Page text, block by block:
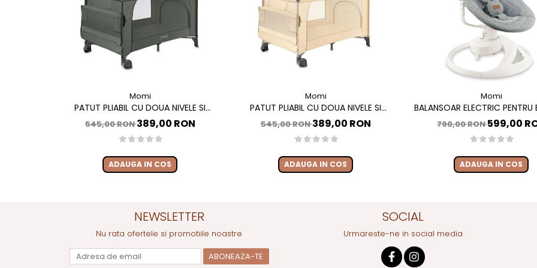
Momi
PATUT PLIABIL CU DOUA NIVELE SI
MASUTA DE INFASAT, 60X120 CM, MOMI,
BELOVE PLUS - GREEN
545,00 RON389,00 RON
ADAUGA IN COS
Momi
PATUT PLIABIL CU DOUA NIVELE SI
MASUTA DE INFASAT, 60X120 CM, MOMI,
BELOVE PLUS -BEIGE
545,00 RON389,00 RON
ADAUGA IN COS
Momi
BALANSOAR ELECTRIC PENTRU
CU SEZUT ROTATIV 360
PEARL - GREY
790,00 RON599,00
ADAUGA IN COS
NEWSLETTER
Nu rata ofertele si promotiile noastre
SOCIAL
Urmareste-ne in social media